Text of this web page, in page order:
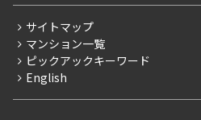
賃料改定
フリーレント
ペット可
サイトマップ
マンション一覧
ピックアックキーワード
English